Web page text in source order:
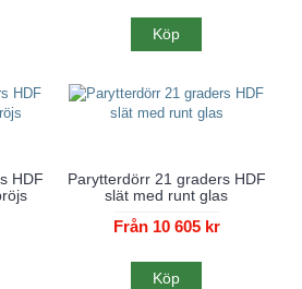
Köp
HDF
Parytterdörr 21 graders HDF
slät med runt glas
Från 10 605 kr
Köp